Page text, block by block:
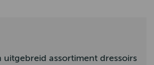
assortiment dressoirs